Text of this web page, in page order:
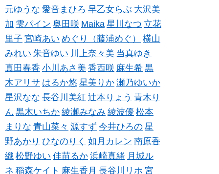
元ゆうな 愛音まひろ 早乙女らぶ 大沢美
加 雫パイン 奥田咲 Maika 星川なつ 立花
里子 宮崎あい めぐり（藤浦めぐ）
横山
みれい 朱音ゆい 川上奈々美 当真ゆき
真田春香 小川あさ美 香西咲 麻生希 黒
木アリサ はるか悠 星美りか 瀬乃ゆいか
星沢なな 長谷川美紅 辻本りょう 青木り
ん 黒木いちか 綾瀬みなみ 綾波優 松本
まりな 青山菜々 源すず 今井ひろの 星
野あかり ひなのりく 如月カレン 南原香
織 松野ゆい 佳苗るか 浜崎真緒 月城ル
ネ 稲森ケイト 麻生香月 長谷川リホ 宮